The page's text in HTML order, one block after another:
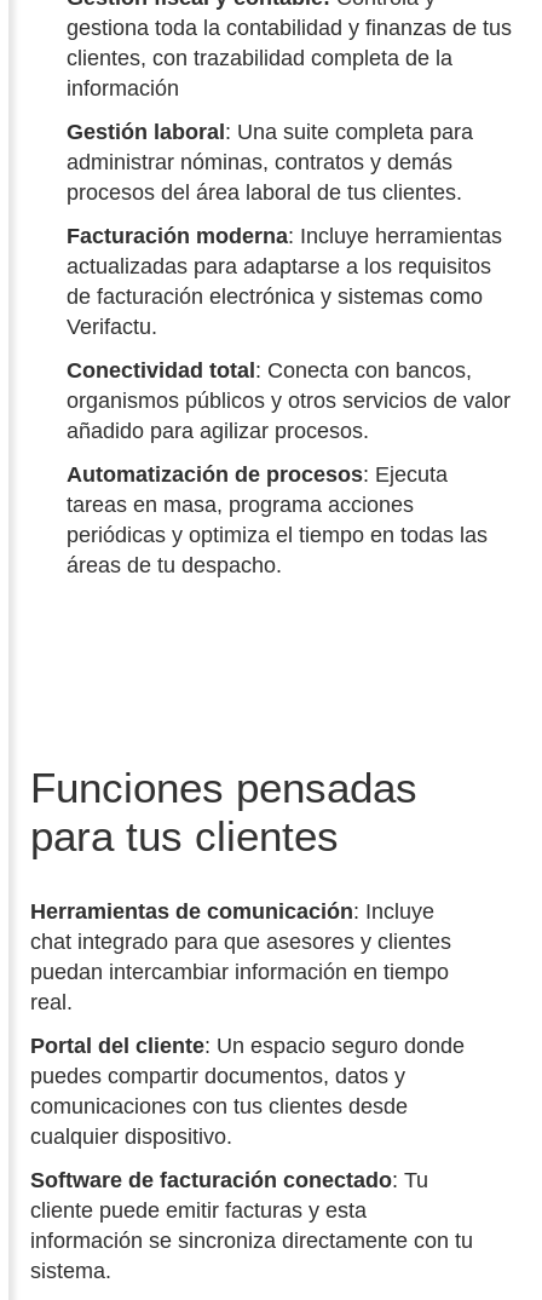
gestiona toda la contabilidad y finanzas de tus
clientes, con trazabilidad completa de la
información
Gestión laboral : Una suite completa para
administrar nóminas, contratos y demás
procesos del área laboral de tus clientes.
Facturación moderna: Incluye herramientas
actualizadas para adaptarse a los requisitos
de facturación electrónica y sistemas como
Verifactu.
Conectividad total : Conecta con bancos,
organismos públicos y otros servicios de valor
añadido para agilizar procesos.
Automatización de procesos: Ejecuta
tareas en masa, programa acciones
periódicas y optimiza el tiempo en todas las
áreas de tu despacho.
Funciones pensadas
para tus clientes
Herramientas de comunicación: Incluye
chat integrado para que asesores y clientes
puedan intercambiar información en tiempo
real.
Portal del cliente: Un espacio seguro donde
puedes compartir documentos, datos y
comunicaciones con tus clientes desde
cualquier dispositivo.
Software de facturación conectado: Tu
cliente puede emitir facturas y esta
información se sincroniza directamente con tu
sistema.